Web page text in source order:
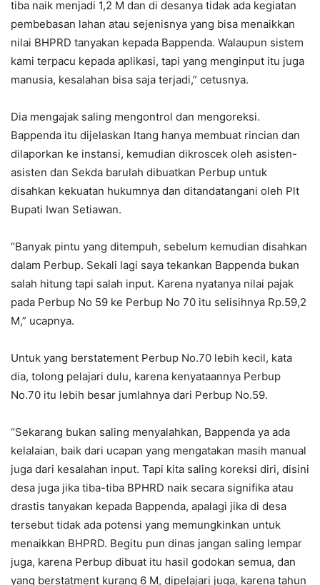
tiba naik menjadi 1,2 M dan di desanya tidak ada kegiatan
pembebasan lahan atau sejenisnya yang bisa menaikkan
nilai BHPRD tanyakan kepada Bappenda. Walaupun sistem
kami terpacu kepada aplikasi, tapi yang menginput itu juga
manusia, kesalahan bisa saja terjadi,” cetusnya.
Dia mengajak saling mengontrol dan mengoreksi.
Bappenda itu dijelaskan Itang hanya membuat rincian dan
dilaporkan ke instansi, kemudian dikroscek oleh asisten-
asisten dan Sekda barulah dibuatkan Perbup untuk
disahkan kekuatan hukumnya dan ditandatangani oleh Plt
Bupati Iwan Setiawan.
“Banyak pintu yang ditempuh, sebelum kemudian disahkan
dalam Perbup. Sekali lagi saya tekankan Bappenda bukan
salah hitung tapi salah input. Karena nyatanya nilai pajak
pada Perbup No 59 ke Perbup No 70 itu selisihnya Rp.59,2
M,” ucapnya.
Untuk yang berstatement Perbup No.70 lebih kecil, kata
dia, tolong pelajari dulu, karena kenyataannya Perbup
No.70 itu lebih besar jumlahnya dari Perbup No.59.
“Sekarang bukan saling menyalahkan, Bappenda ya ada
kelalaian, baik dari ucapan yang mengatakan masih manual
juga dari kesalahan input. Tapi kita saling koreksi diri, disini
desa juga jika tiba-tiba BPHRD naik secara signifika atau
drastis tanyakan kepada Bappenda, apalagi jika di desa
tersebut tidak ada potensi yang memungkinkan untuk
menaikkan BHPRD. Begitu pun dinas jangan saling lempar
juga, karena Perbup dibuat itu hasil godokan semua, dan
yang berstatment kurang 6 M, dipelajari juga, karena tahun